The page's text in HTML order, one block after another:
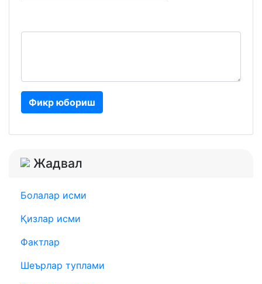
Фикр юбориш
Жадвал
Болалар исми
Қизлар исми
Фактлар
Шеърлар туплами